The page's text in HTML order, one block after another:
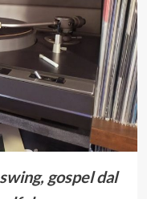
gospel dal